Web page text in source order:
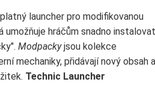
launcher pro modifikovanou
hráčům snadno instalovat
Modpackyjsou kolekce
mechaniky, přidávají nový obsah a
Technic Launcher